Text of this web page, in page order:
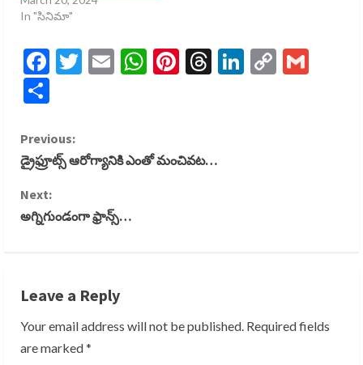
In "సినిమా"
Facebook
Twitter
EmailWhatsApp
Pinterest
Threads
LinkedIn
Copy
C
o
n
n
u
Previous:
డ్రైఫ్రూట్స్ ఆరోగ్యానికి ఎంతో మంచివట…
Next:
అగ్నిగుండంగా ఫ్రాన్స్…
Leave a Reply
Your email address will not be published. Required fields
are marked*